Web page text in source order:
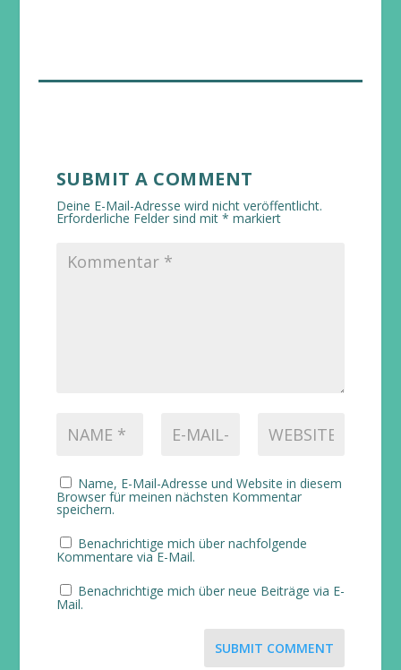
SUBMIT A COMMENT
Deine E-Mail-Adresse wird nicht veröffentlicht.
Erforderliche Felder sind mit * markiert
Name, E-Mail-Adresse und Website in diesem
Browser für meinen nächsten Kommentar
speichern.
Benachrichtige mich über nachfolgende
Kommentare via E-Mail.
Benachrichtige mich über neue Beiträge via E-
Mail.
SUBMIT COMMENT